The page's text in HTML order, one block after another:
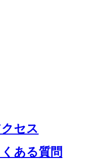
セス
ある質問